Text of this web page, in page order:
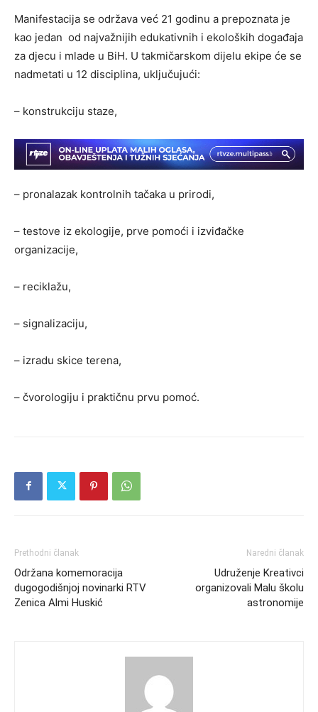
Manifestacija se održava već 21 godinu a prepoznata je
kao jedan od najvažnijih edukativnih i ekoloških događaja
za djecu i mlade u BiH. U takmičarskom dijelu ekipe će se
nadmetati u 12 disciplina, uključujući:
– konstrukciju staze,
– pronalazak kontrolnih tačaka u prirodi,
– testove iz ekologije, prve pomoći i izviđačke
organizacije,
– reciklažu,
– signalizaciju,
– izradu skice terena,
– čvorologiju i praktičnu prvu pomoć.
Prethodni članak
Održana komemoracija
dugogodišnjoj novinarki RTV
Zenica Almi Huskić
Naredni članak
Udruženje Kreativci
organizovali Malu školu
astronomije